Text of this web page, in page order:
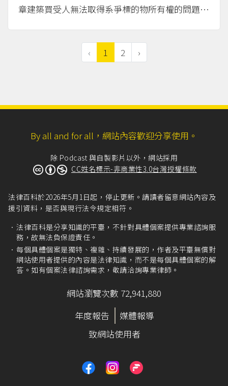
章建築買受人無法取得系爭標的物所有權的問題。
能為不動產所有權之讓與，但受讓人與讓與人間如
無相反之約定，應認為讓與人已將該違章建築之事
‹ 1 2 ›
By all and for all，網站內容歡迎分享使用。
除 Podcast 與自製影片以外，網站採用
CC姓名標示-非商業性3.0台灣授權條款
法律百科於2026年5月1日起，停止更新。請讀者留意網站內容及
援引資料，是否與現行法令規定相符。
法律百科是分享知識的平臺，不針對具體個案提供專業諮詢服
務，故無法負保證責任。
每個具體個案是獨特、複雜、持續發展的，作者及平臺無償對
網站使用者提供的內容是法律知識，而不是每個具體個案的解
答。如有個案法律諮詢需求，敬請洽詢專業律師。
網站瀏覽次數 72,941,880
年度報告
媒體報導
致網站使用者